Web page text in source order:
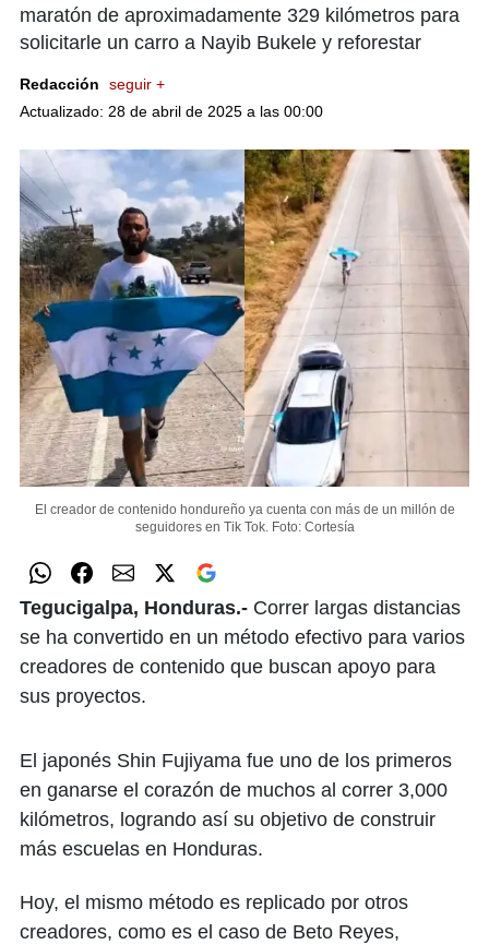
maratón de aproximadamente 329 kilómetros para
solicitarle un carro a Nayib Bukele y reforestar
Redacción
seguir +
Actualizado: 28 de abril de 2025 a las 00:00
El creador de contenido hondureño ya cuenta con más de un millón de
seguidores en Tik Tok. Foto: Cortesía
Tegucigalpa, Honduras.- Correr largas distancias
se ha convertido en un método efectivo para varios
creadores de contenido que buscan apoyo para
sus proyectos.
El japonés Shin Fujiyama fue uno de los primeros
en ganarse el corazón de muchos al correr 3,000
kilómetros, logrando así su objetivo de construir
más escuelas en Honduras.
Hoy, el mismo método es replicado por otros
creadores, como es el caso de Beto Reyes,